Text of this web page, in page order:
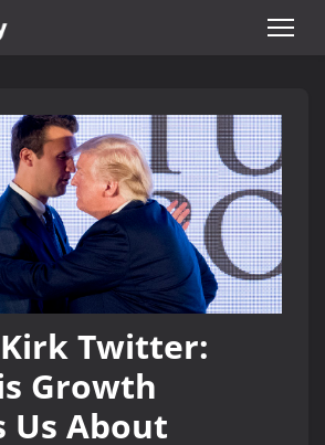
Twitter:
Growth
Us About